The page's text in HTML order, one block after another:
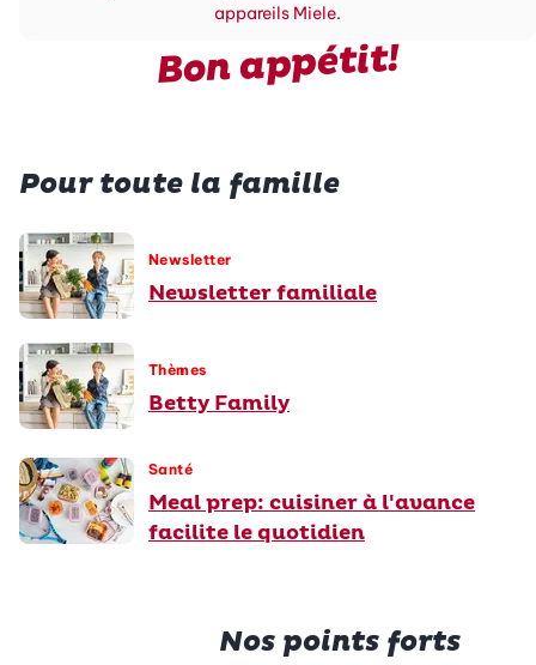
appareils Miele.
Bon appétit!
Pour toute la famille
Newsletter
Newsletter familiale
Thèmes
Betty Family
Santé
Meal prep: cuisiner à l'avance
facilite le quotidien
Nos points forts